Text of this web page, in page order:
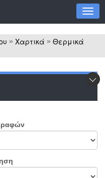
» Χαρτικά » Θερμικά